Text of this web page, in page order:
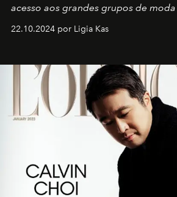
acesso aos grandes grupos de moda
22.10.2024 por Ligia Kas